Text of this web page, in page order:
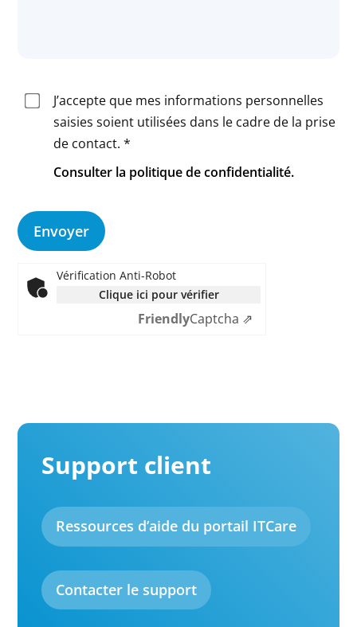
J’accepte que mes informations personnelles
saisies soient utilisées dans le cadre de la prise
de contact. *
Consulter la politique de confidentialité.
Vérification Anti-Robot
Clique ici pour vérifier
FriendlyCaptcha ⇗
Support client
Ressources d’aide du portail ITCare
Contacter le support